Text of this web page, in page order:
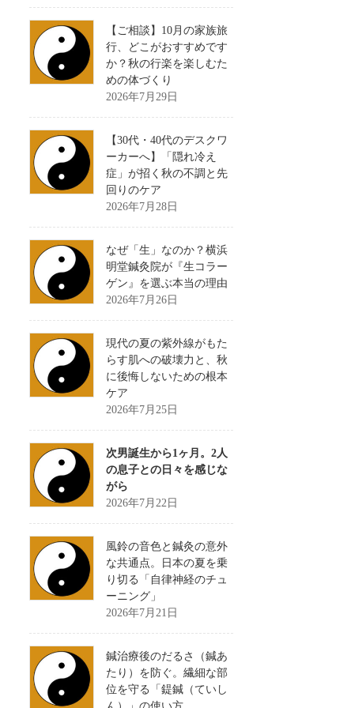
【ご相談】10月の家族旅
行、どこがおすすめです
か？秋の行楽を楽しむた
めの体づくり
2026年7月29日
【30代・40代のデスクワ
ーカーへ】「隠れ冷え
症」が招く秋の不調と先
回りのケア
2026年7月28日
なぜ「生」なのか？横浜
明堂鍼灸院が『生コラー
ゲン』を選ぶ本当の理由
2026年7月26日
現代の夏の紫外線がもた
らす肌への破壊力と、秋
に後悔しないための根本
ケア
2026年7月25日
次男誕生から1ヶ月。2人
の息子との日々を感じな
がら
2026年7月22日
風鈴の音色と鍼灸の意外
な共通点。日本の夏を乗
り切る「自律神経のチュ
ーニング」
2026年7月21日
鍼治療後のだるさ（鍼あ
たり）を防ぐ。繊細な部
位を守る「鍉鍼（ていし